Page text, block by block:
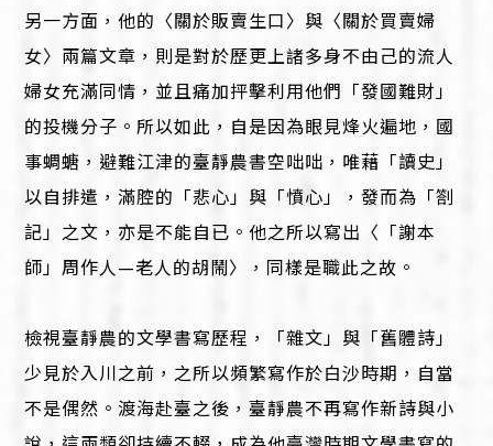
另一方面，他的〈關於販賣生口〉與〈關於買賣婦
女〉兩篇文章，則是對於歷更上諸多身不由己的流人
婦女充滿同情，並且痛加抨擊利用他們「發國難財」
的投機分子。所以如此，自是因為眼見烽火遍地，國
事蜩螗，避難江津的臺靜農書空咄咄，唯藉「讀史」
以自排遣，滿腔的「悲心」與「憤心」，發而為「劄
記」之文，亦是不能自已。他之所以寫出〈「謝本
師」周作人—老人的胡鬧〉，同樣是職此之故。
檢視臺靜農的文學書寫歷程，「雜文」與「舊體詩」
少見於入川之前，之所以頻繁寫作於白沙時期，自當
不是偶然。渡海赴臺之後，臺靜農不再寫作新詩與小